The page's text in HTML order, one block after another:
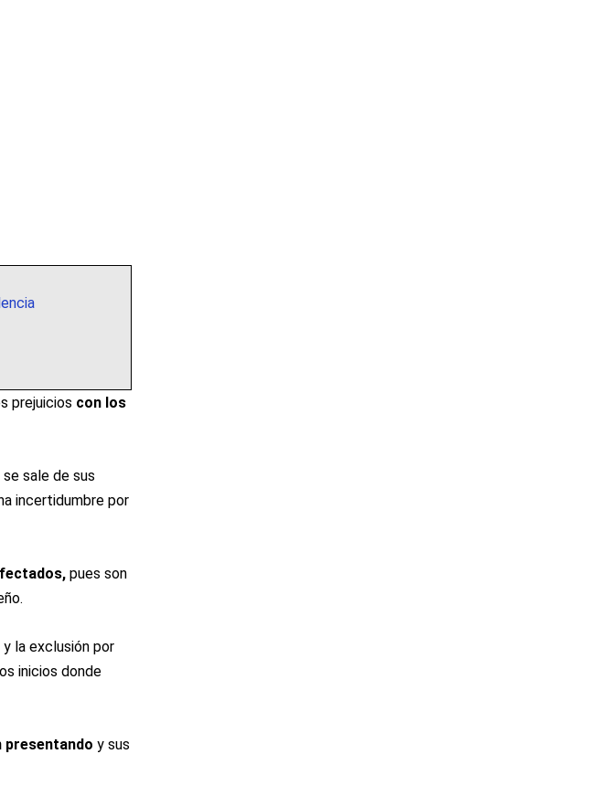
prejuicios con los
sale de sus
incertidumbre por
pues son
y la exclusión por
inicios donde
presentando y sus